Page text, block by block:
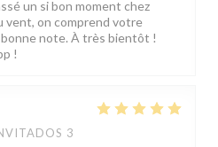
un si bon moment chez
vent, on comprend votre
note. À très bientôt !
!
3